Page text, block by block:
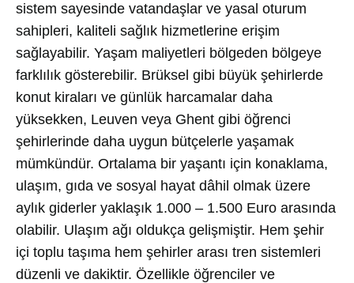
sistem sayesinde vatandaşlar ve yasal oturum
sahipleri, kaliteli sağlık hizmetlerine erişim
sağlayabilir. Yaşam maliyetleri bölgeden bölgeye
farklılık gösterebilir. Brüksel gibi büyük şehirlerde
konut kiraları ve günlük harcamalar daha
yüksekken, Leuven veya Ghent gibi öğrenci
şehirlerinde daha uygun bütçelerle yaşamak
mümkündür. Ortalama bir yaşantı için konaklama,
ulaşım, gıda ve sosyal hayat dâhil olmak üzere
aylık giderler yaklaşık 1.000 – 1.500 Euro arasında
olabilir. Ulaşım ağı oldukça gelişmiştir. Hem şehir
içi toplu taşıma hem şehirler arası tren sistemleri
düzenli ve dakiktir. Özellikle öğrenciler ve